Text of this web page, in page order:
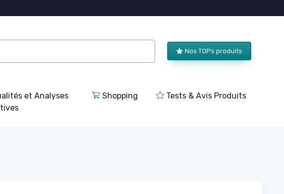
Nos TOPs produits
et Analyses
Shopping Tests & Avis Produits